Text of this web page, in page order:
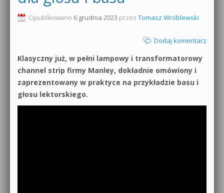
Produkcja muzyczna od podstaw
Sound Forge od podstaw
Dubstep z syntezatorem Massive
0dB.pl - informacje
Materiały dla mediów
Archiwum aktualności
Polityka prywatności
Opublikowano 6 grudnia 2023 przez Tomasz Wróblewski
Dodaj komentarz
Klasyczny już, w pełni lampowy i transformatorowy
channel strip firmy Manley, dokładnie omówiony i
zaprezentowany w praktyce na przykładzie basu i
głosu lektorskiego.